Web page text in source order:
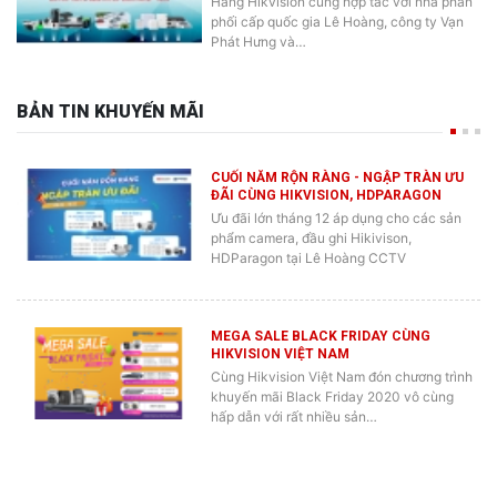
phối cấp quốc gia Lê Hoàng, công ty Vạn
Phát Hưng và…
BẢN TIN KHUYẾN MÃI
CUỐI NĂM RỘN RÀNG - NGẬP TRÀN ƯU
ĐÃI CÙNG HIKVISION, HDPARAGON
Ưu đãi lớn tháng 12 áp dụng cho các sản
phẩm camera, đầu ghi Hikivison,
HDParagon tại Lê Hoàng CCTV
MEGA SALE BLACK FRIDAY CÙNG
HIKVISION VIỆT NAM
Cùng Hikvision Việt Nam đón chương trình
khuyến mãi Black Friday 2020 vô cùng
hấp dẫn với rất nhiều sản…